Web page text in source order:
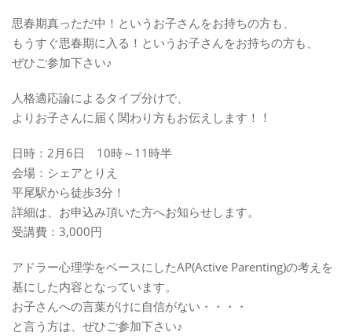
思春期真っただ中！というお子さんをお持ちの方も、
もうすぐ思春期に入る！というお子さんをお持ちの方も、
ぜひご参加下さい♪
人格適応論によるタイプ分けで、
よりお子さんに届く関わり方もお伝えします！！
日時：2月6日 10時～11時半
会場：シェアとりえ
平尾駅から徒歩3分！
詳細は、お申込み頂いた方へお知らせします。
受講費：3,000円
アドラー心理学をベースにしたAP(Active Parenting)の考えを
基にした内容となっています。
お子さんへの言葉がけに自信がない・・・・
と言う方は、ぜひご参加下さい♪